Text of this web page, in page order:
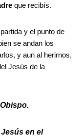
que recibís.
y el punto de
se andan los
y aun al herirnos,
Jesús de la
en el